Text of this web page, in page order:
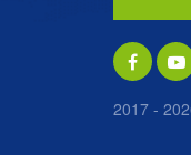
2017 -